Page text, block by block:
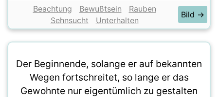
Beachtung Bewußtsein
Rauben
Sehnsucht
Unterhalten
Bild →
Der Beginnende, solange er auf bekannten
Wegen fortschreitet, so lange er das
Gewohnte nur eigentümlich zu gestalten